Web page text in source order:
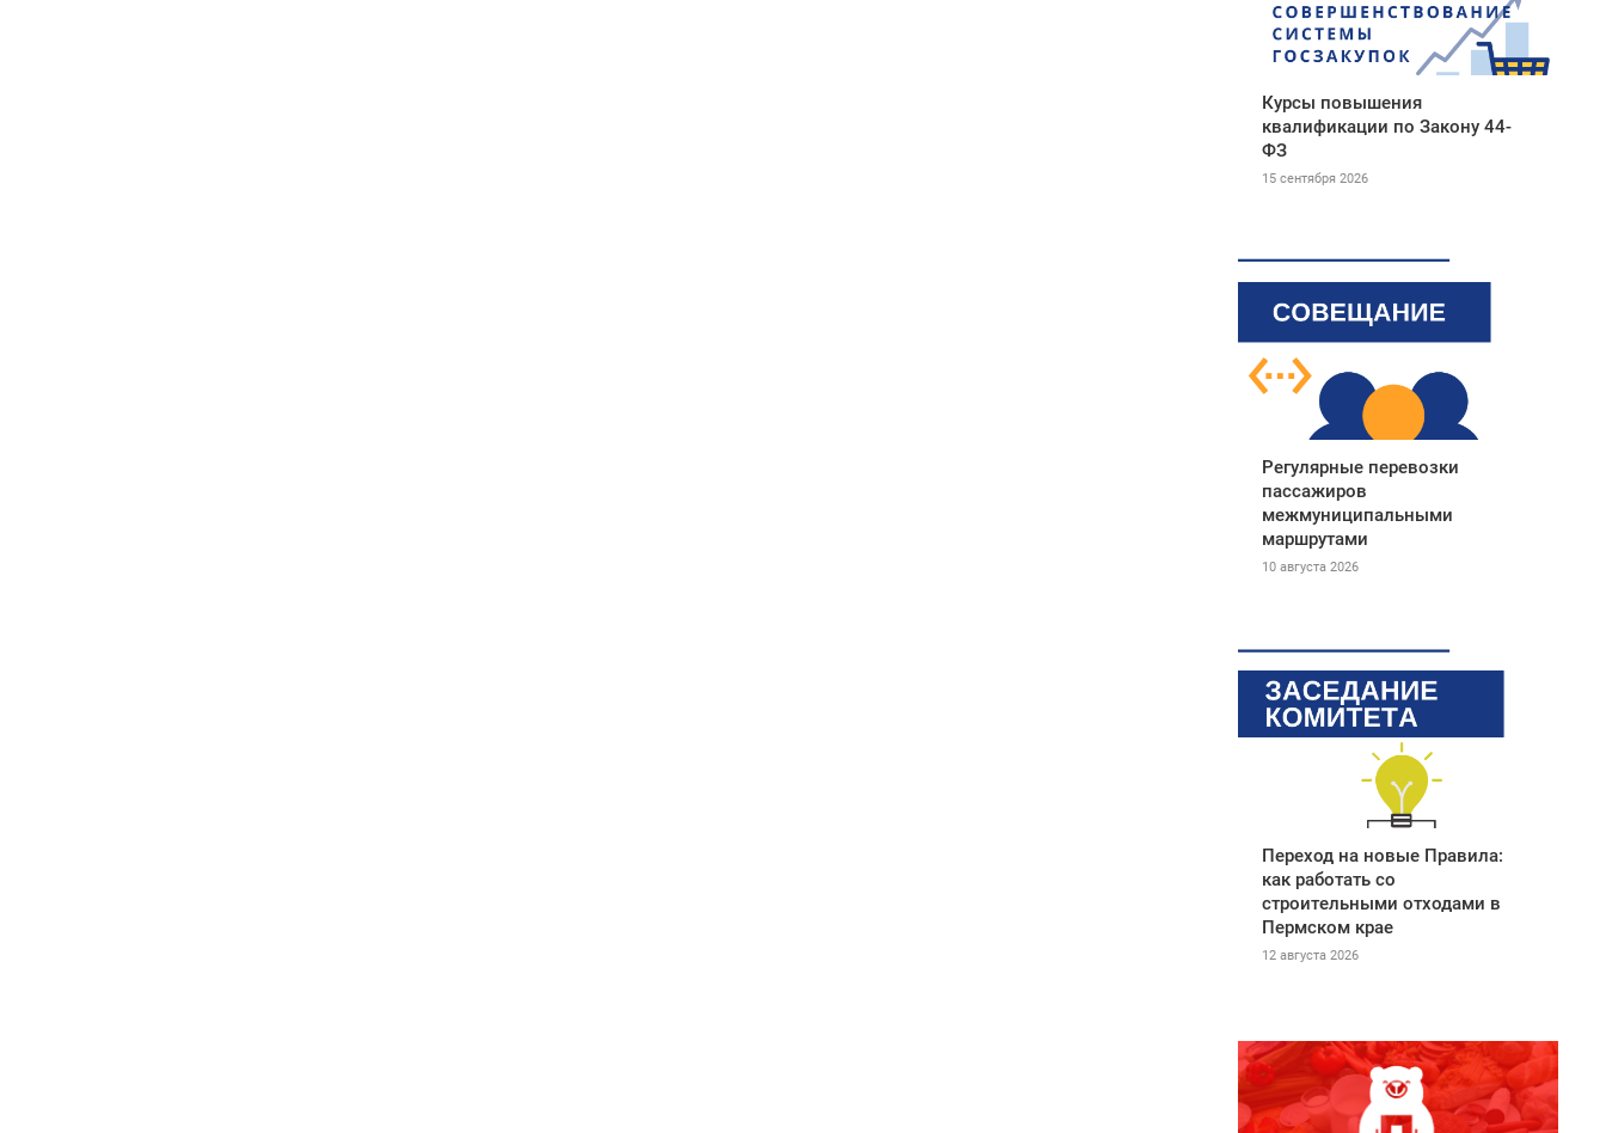
Курсы повышения
квалификации по Закону 44-
ФЗ
15 сентября 2026
Регулярные перевозки
пассажиров
межмуниципальными
маршрутами
10 августа 2026
Переход на новые Правила:
как работать со
строительными отходами в
Пермском крае
12 августа 2026